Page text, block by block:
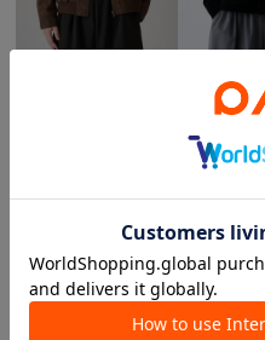
NEW
ピッグスウェ
ージャケット
66,000